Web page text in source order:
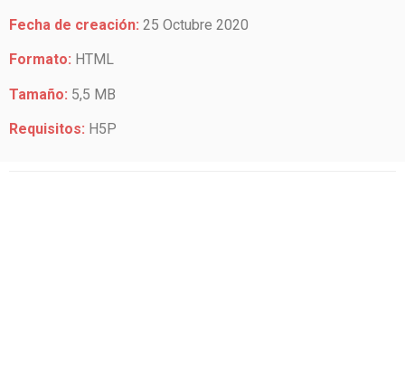
Fecha de creación: 25 Octubre 2020
Formato: HTML
Tamaño: 5,5 MB
Requisitos: H5P